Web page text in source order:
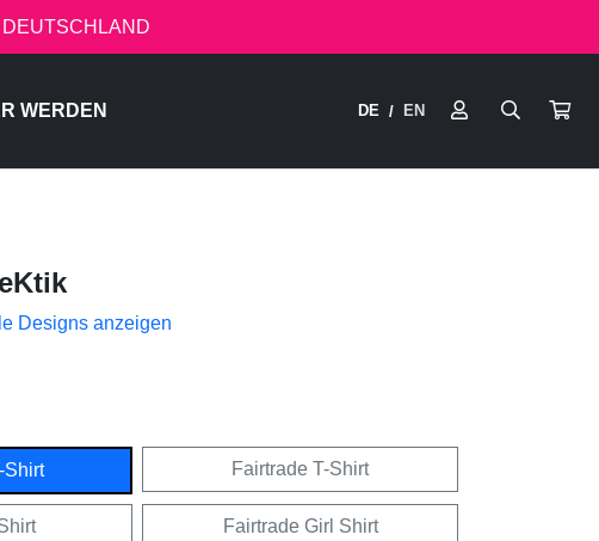
WERDEN DE / EN
Designs anzeigen
Shirt Fairtrade T-Shirt
Fairtrade Girl Shirt